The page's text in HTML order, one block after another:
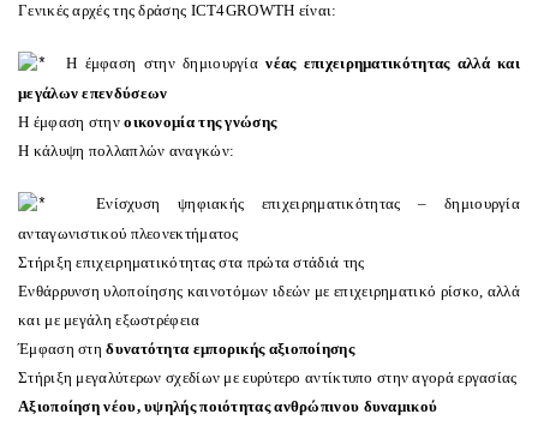
Γενικές αρχές της δράσης ICT4GROWTH είναι:
Η έμφαση στην δημιουργίανέας επιχειρηματικότητας αλλά και
μεγάλων επενδύσεων
Η έμφαση στηνοικονομία της γνώσης
Η κάλυψη πολλαπλών αναγκών:
Ενίσχυση ψηφιακής επιχειρηματικότητας – δημιουργία
ανταγωνιστικού πλεονεκτήματος
Στήριξη επιχειρηματικότητας στα πρώτα στάδιά της
Ενθάρρυνση υλοποίησης καινοτόμων ιδεών με επιχειρηματικό ρίσκο, αλλά
και με μεγάλη εξωστρέφεια
Έμφαση στηδυνατότητα εμπορικής αξιοποίησης
Στήριξη μεγαλύτερων σχεδίων με ευρύτερο αντίκτυπο στην αγορά εργασίας
Αξιοποίηση νέου, υψηλής ποιότητας ανθρώπινου δυναμικού